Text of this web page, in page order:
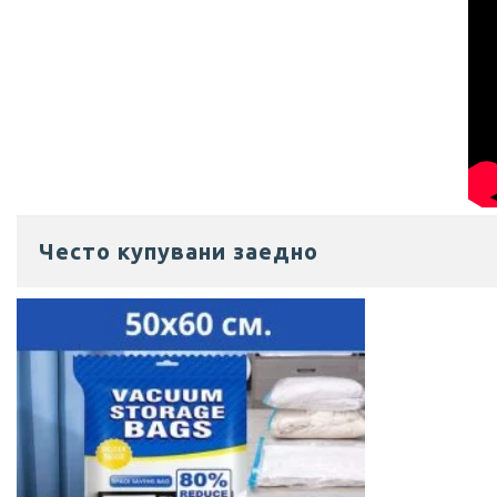
Често купувани заедно